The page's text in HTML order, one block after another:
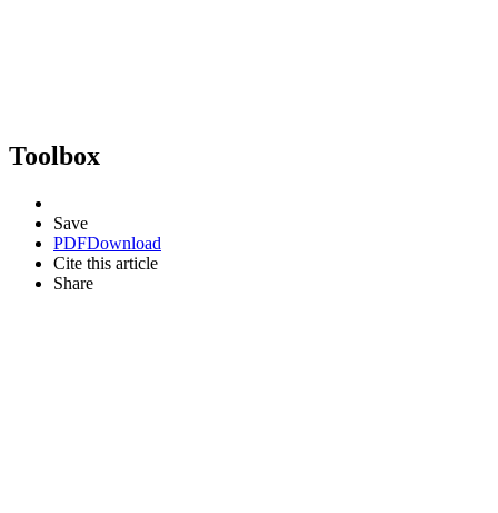
Toolbox
Save
PDFDownload
Cite this article
Share